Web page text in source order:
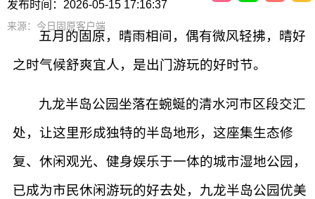
发布时间：2026-05-15 17:16:37
来源：今日固原客户端
五月的固原，晴雨相间，偶有微风轻拂，晴好
之时气候舒爽宜人，是出门游玩的好时节。
九龙半岛公园坐落在蜿蜒的清水河市区段交汇
处，让这里形成独特的半岛地形，这座集生态修
复、休闲观光、健身娱乐于一体的城市湿地公园，
已成为市民休闲游玩的好去处，九龙半岛公园优美